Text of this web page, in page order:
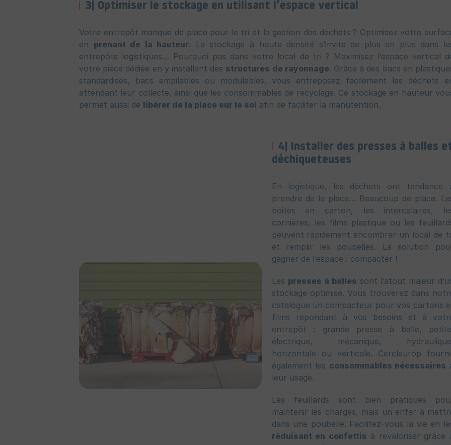
3| Optimiser le stockage en utilisant l’espace vertical
Votre entrepôt manque de place pour le tri et la gestion des déchets ? Optimisez votre
en prenant de la hauteur. Le stockage à haute densité s’invite de plus en plus dans
entrepôts logistiques… Pourquoi pas dans votre local de tri ? Maximisez l’espace vertical
votre pièce dédiée en y installant des structures de rayonnage. Grâce à des bacs en
standardisés, bacs empilables ou modulables, vous entreposez facilement les déchets
attendant leur collecte, ainsi que les consommables de recyclage. Ce stockage en hauteur
permet aussi de libérer de la place sur le sol afin de faciliter la manutention.
4| Installer des presses à balles
déchiqueteuses
En logistique, les déchets ont tendance
prendre de la place… Beaucoup de place.
boites en carton, les intercalaires,
cornières, les films plastique ou les
peuvent rapidement encombrer un local de
et remplir les poubelles. La solution
gagner de l’espace : compacter !
Les presses à balles sont l’atout majeur
stockage optimisé. Vous trouverez dans
catalogue un compacteur pour vos cartons
films répondant à vos besoins et à
entrepôt : grande presse à balle,
électrique, mécanique,
horizontale ou verticale. Cercleurop
également les consommables nécessaires
leur usage.
Les feuillards sont bien pratiques
maintenir les charges, mais un enfer à
dans une poubelle. Facilitez-vous la vie en
réduisant en confettis à revaloriser grâce